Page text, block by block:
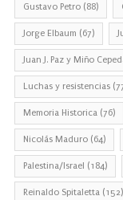
Gustavo Petro (88)
Jorge Elbaum (67)
Juan J. Paz y Miño
Luchas y resistencias
Memoria Historica (76)
Nicolás Maduro (64)
Palestina/Israel (184)
Reinaldo Spitaletta (152)